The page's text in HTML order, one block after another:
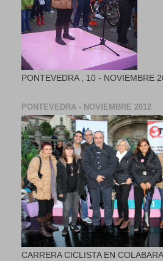
PONTEVEDRA , 10 - NOVIEMBRE
PONTEVEDRA - NOVIEMBRE 2012
CARRERA CICLISTA EN